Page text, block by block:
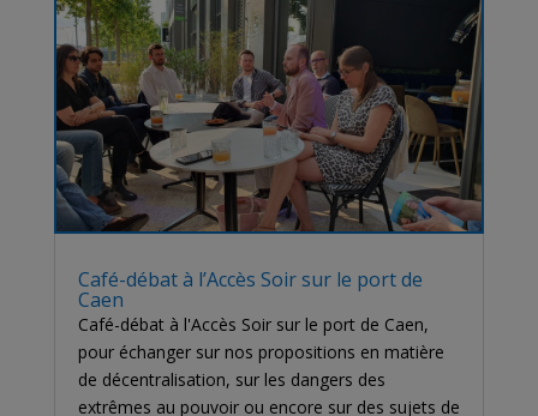
Café-débat à l’Accès Soir sur le port de
Caen
Café-débat à l'Accès Soir sur le port de Caen,
pour échanger sur nos propositions en matière
de décentralisation, sur les dangers des
extrêmes au pouvoir ou encore sur des sujets de